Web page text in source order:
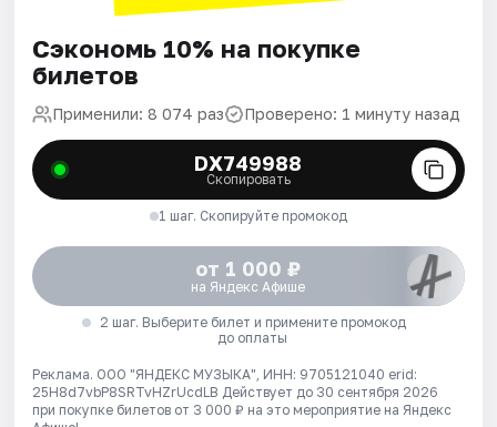
Сэкономь 10% на покупке
билетов
Применили: 8 074 раз Проверено: 1 минуту назад
DX749988
Скопировать
1 шаг. Скопируйте промокод
от 1 000 ₽
на Яндекс Афише
2 шаг. Выберите билет и примените промокод
до оплаты
Реклама. ООО "ЯНДЕКС МУЗЫКА", ИНН: 9705121040 erid:
25H8d7vbP8SRTvHZrUcdLB Действует до 30 сентября 2026
при покупке билетов от 3 000 ₽ на это мероприятие на Яндекс